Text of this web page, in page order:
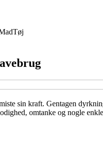
Tøj
sin kraft. Gentagen
omtanke og nogle